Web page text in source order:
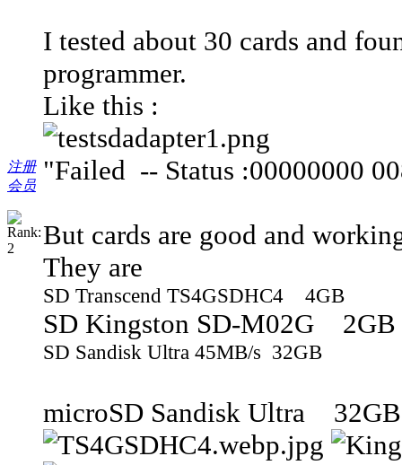
注册
会员
I tested about 30 cards and
programmer.
Like this :
"Failed -- Status :00000000
But cards are good and
They are
SD Transcend TS4GSDHC4 4GB
SD Kingston SD-M02G 2GB
SD Sandisk Ultra 45MB/s 32GB
microSD Sandisk Ultra